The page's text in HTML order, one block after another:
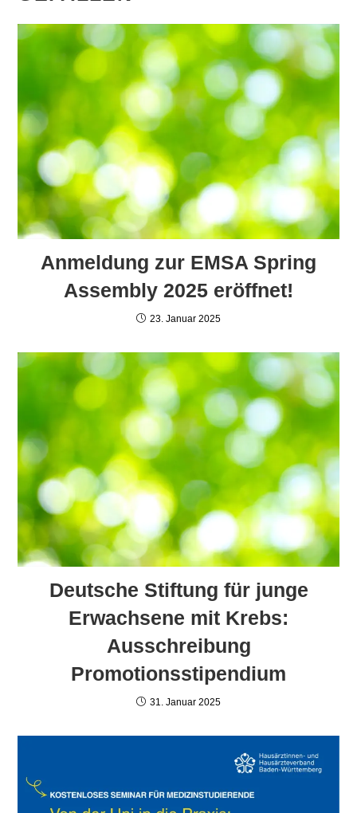
Anmeldung zur EMSA Spring
Assembly 2025 eröffnet!
23. Januar 2025
Deutsche Stiftung für junge
Erwachsene mit Krebs:
Ausschreibung
Promotionsstipendium
31. Januar 2025